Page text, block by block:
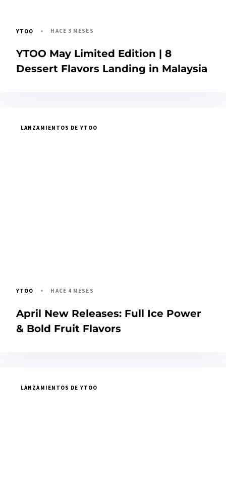
YTOO HACE 3 MESES
YTOO May Limited Edition | 8
Dessert Flavors Landing in Malaysia
LANZAMIENTOS DE YTOO
YTOO HACE 4 MESES
April New Releases: Full Ice Power
& Bold Fruit Flavors
LANZAMIENTOS DE YTOO